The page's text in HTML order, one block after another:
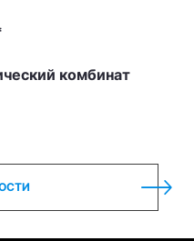
комбинат